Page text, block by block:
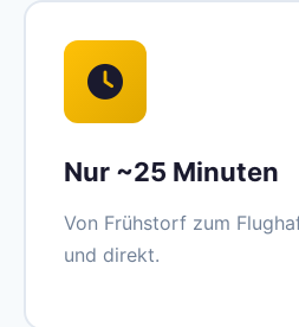
Nur ~25 Minuten
Von Frühstorf zum
und direkt.